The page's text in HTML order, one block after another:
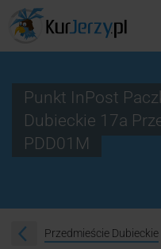
Punkt InPost
Dubieckie 17a
PDD01M
Przedmieście Dubieckie